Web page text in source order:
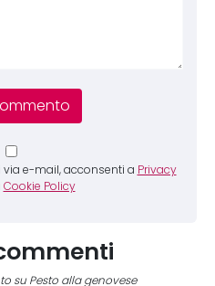
e-mail, acconsenti a Privacy
Cookie Policy
su Pesto alla genovese